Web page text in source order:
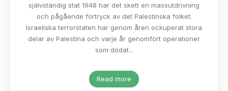
självständig stat 1948 har det skett en massutdrivning
och pågående förtryck av det Palestinska folket.
Israeliska terrorstaten har genom åren ockuperat stora
delar av Palestina och varje år genomfört operationer
som dödat...
Read more